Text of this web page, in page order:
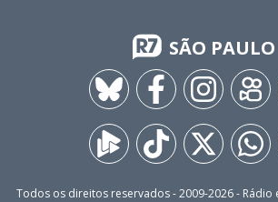
SÃO PAULO
Todos os direitos reservados - 2009-2026- Rádio